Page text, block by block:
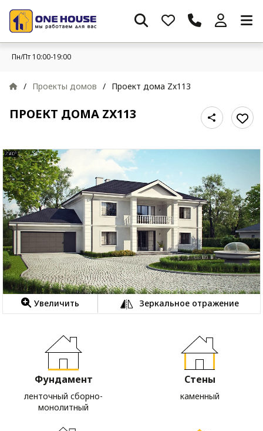
Пн/Пт 10:00-19:00
/ Проекты домов / Проект дома Zx113
ПРОЕКТ ДОМА ZX113
Увеличить Зеркальное отражение
Фундамент
ленточный сборно-
монолитный
Стены
каменный